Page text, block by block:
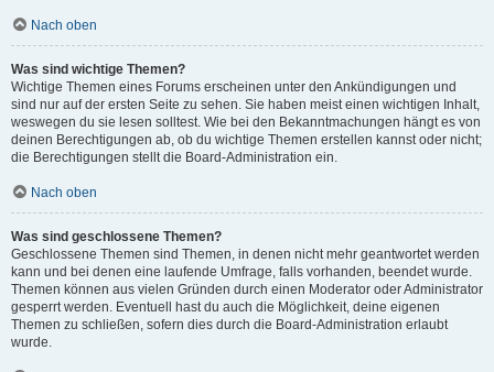
Nach oben
Was sind wichtige Themen?
Wichtige Themen eines Forums erscheinen unter den Ankündigungen und
sind nur auf der ersten Seite zu sehen. Sie haben meist einen wichtigen Inhalt,
weswegen du sie lesen solltest. Wie bei den Bekanntmachungen hängt es von
deinen Berechtigungen ab, ob du wichtige Themen erstellen kannst oder nicht;
die Berechtigungen stellt die Board-Administration ein.
Nach oben
Was sind geschlossene Themen?
Geschlossene Themen sind Themen, in denen nicht mehr geantwortet werden
kann und bei denen eine laufende Umfrage, falls vorhanden, beendet wurde.
Themen können aus vielen Gründen durch einen Moderator oder Administrator
gesperrt werden. Eventuell hast du auch die Möglichkeit, deine eigenen
Themen zu schließen, sofern dies durch die Board-Administration erlaubt
wurde.